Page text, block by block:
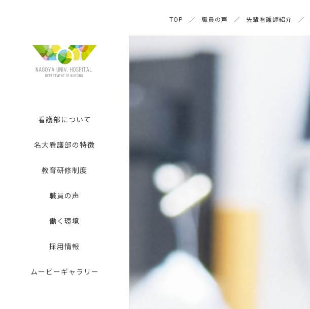
TOP 職員の声 先輩看護師紹介
看護部について
名大看護部の特徴
教育研修制度
職員の声
働く環境
採用情報
ムービーギャラリー